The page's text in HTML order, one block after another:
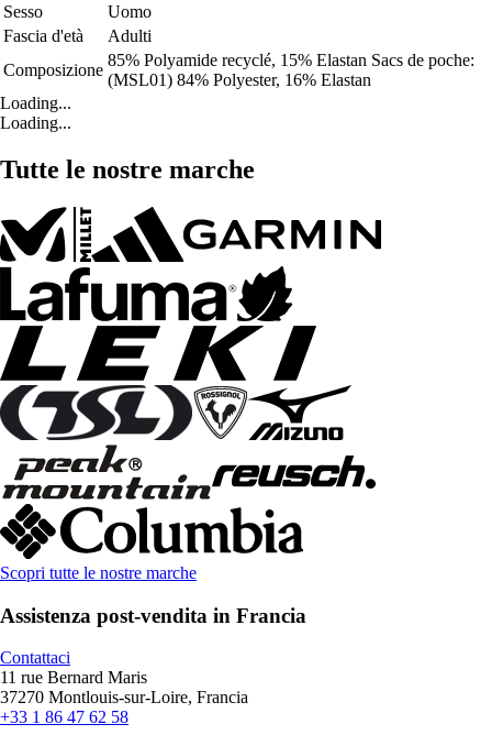
Sesso
Uomo
Fascia d'età
Adulti
Composizione
85% Polyamide recyclé, 15% Elastan Sacs de poche:
(MSL01) 84% Polyester, 16% Elastan
Loading...
Loading...
Tutte le nostre marche
Scopri tutte le nostre marche
Assistenza post-vendita in Francia
Contattaci
11 rue Bernard Maris
37270 Montlouis-sur-Loire, Francia
+33 1 86 47 62 58